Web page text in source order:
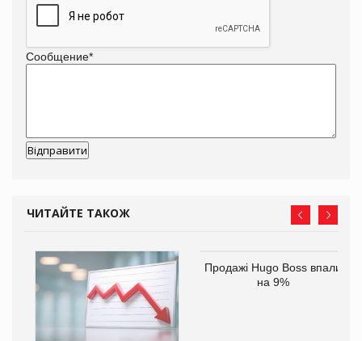
Сообщение*
ЧИТАЙТЕ ТАКОЖ
Продажі Hugo Boss впали
на 9%